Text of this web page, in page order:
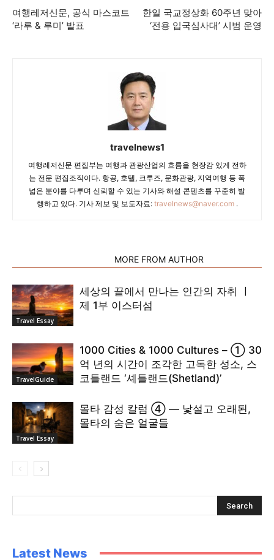
여행레저신문, 공식 마스코트
‘라루 & 루미’ 발표
한일 국교정상화 60주년 맞아
‘전용 입국심사대’ 시범 운영
travelnews1
여행레저신문 편집부는 여행과 관광산업의 흐름을 현장감 있게 전하
는 전문 편집조직이다. 항공, 호텔, 크루즈, 문화관광, 지역여행 등 폭
넓은 분야를 다루며 신뢰할 수 있는 기사와 해설 콘텐츠를 꾸준히 발
행하고 있다. 기사 제보 및 보도자료: travelnews@naver.com.
MORE FROM AUTHOR
Travel Essay
세상의 끝에서 만나는 인간의 자취 ㅣ
제 1부 이스터섬
TravelGuide
1000 Cities & 1000 Cultures – ① 30
억 년의 시간이 조각한 고독한 성소, 스
코틀랜드 ‘셰틀랜드(Shetland)’
Travel Essay
몰타 감성 칼럼 ④ — 낯설고 오래된,
몰타의 숨은 얼굴들
Latest News